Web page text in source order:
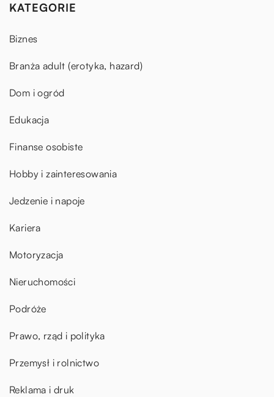
KATEGORIE
Biznes
Branża adult (erotyka, hazard)
Dom i ogród
Edukacja
Finanse osobiste
Hobby i zainteresowania
Jedzenie i napoje
Kariera
Motoryzacja
Nieruchomości
Podróże
Prawo, rząd i polityka
Przemysł i rolnictwo
Reklama i druk